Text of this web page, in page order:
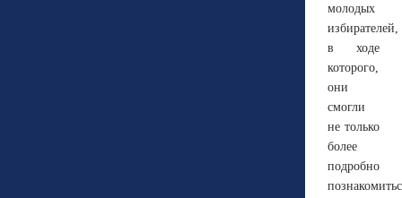
молодых
избирателей,
в ходе
которого,
они
смогли
не только
более
подробно